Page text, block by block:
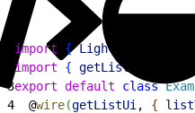
import { LightningElement
import { getListUi
3export default class
4
  @
wire(getListUi , {